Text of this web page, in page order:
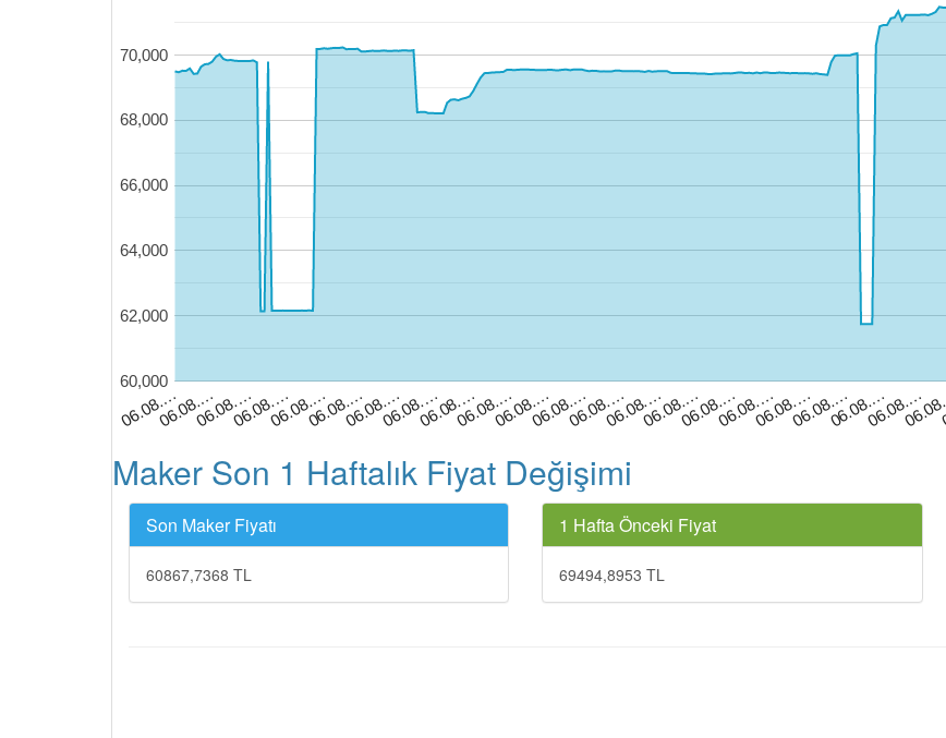
06.08.…06.08.…06.08.…06.08.…06.08.…06.08.…06.08.…06.08.…06.08.…06.08.…06.08.…06.08.…06.08.…06.08.…06.08.…06.08.…06.08.…06.08.…06.08.…06.08.…06.08.…
60,000
62,000
64,000
66,000
68,000
70,000
Maker Son 1 Haftalık Fiyat Değişimi
Son Maker Fiyatı
60867,7368 TL
1 Hafta Önceki Fiyat
69494,8953 TL